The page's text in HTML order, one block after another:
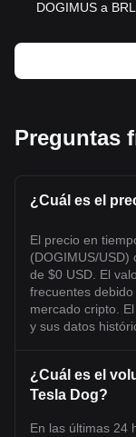
DOGIMUS a BRL
Preguntas
¿Cuál es el
El precio en
(DOGIMUS/USD)
de $0 USD. El
frecuentes
mercado cripto.
y sus datos
¿Cuál es el
Tesla Dog?
En las últimas 24